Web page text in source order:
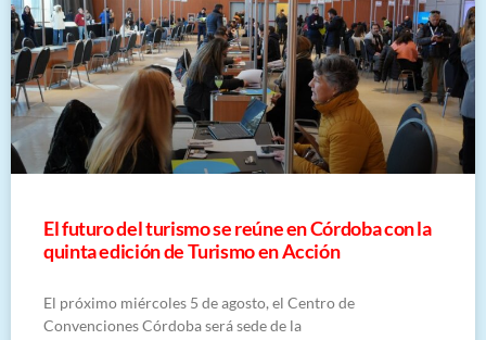
El futuro del turismo se reúne en Córdoba con la
quinta edición de Turismo en Acción
El próximo miércoles 5 de agosto, el Centro de
Convenciones Córdoba será sede de la